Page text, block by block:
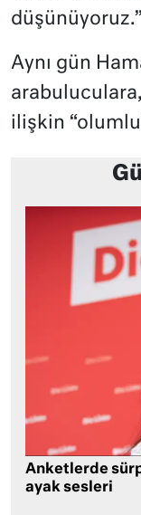
Aynı gün
ilişkin
Anketlerde
ayak sesleri